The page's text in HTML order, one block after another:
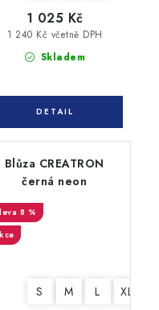
Skladem
1 240 Kč včetně DPH
1 025 Kč
Blůza CREATRON
černá neon
8 %
S M L XL